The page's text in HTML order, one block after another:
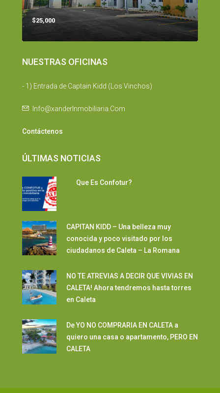
$25,000
NUESTRAS OFICINAS
- 1) Entrada de Captain Kidd (Los Vinchos)
Info@xanderInmobiliaria.Com
Contáctenos
ÚLTIMAS NOTICIAS
Que Es Confotur?
CAPITAN KIDD – Una belleza muy
conocida y poco visitado por los
ciudadanos de Caleta – La Romana
NO TE ATREVIAS A DECIR QUE VIVIAS EN
CALETA! Ahora tendremos hasta torres
en Caleta
De YO NO COMPRARIA EN CALETA a
quiero una casa o apartamento, PERO EN
CALETA